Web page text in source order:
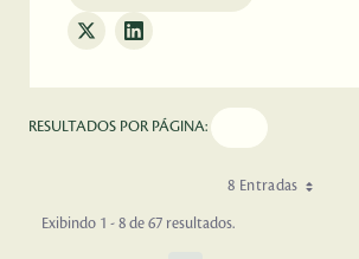
RESULTADOS POR PÁGINA:
8 Entradas
Exibindo 1 - 8 de 67 resultados.